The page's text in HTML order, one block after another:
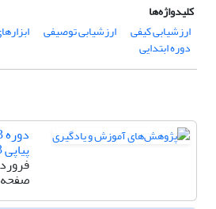
کلیدواژه‌ها
ارزشیابی کیفی
ارزشیابی توصیفی
دوره ابتدایی
پیاپی 43
صفحه